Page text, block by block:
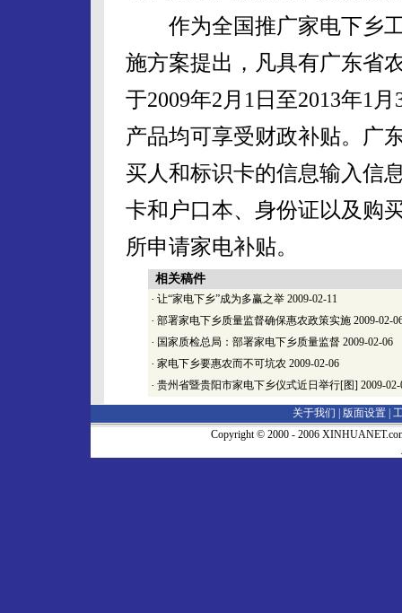
作为全国推广家电下乡工
施方案提出，凡具有广东省
于2009年2月1日至2013年1
产品均可享受财政补贴。广
买人和标识卡的信息输入信
卡和户口本、身份证以及购
所申请家电补贴。
相关稿件
· 让“家电下乡”成为多赢之举 2009-02-11
· 部署家电下乡质量监督确保惠农政策实施 2009-02-
· 国家质检总局：部署家电下乡质量监督 2009-02-06
· 家电下乡要惠农而不可坑农 2009-02-06
· 贵州省暨贵阳市家电下乡仪式近日举行[图] 2009-02-
关于我们 | 版面设置
Copyright © 2000 - 2006